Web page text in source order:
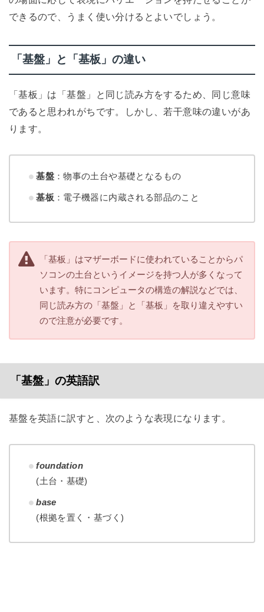
できるので、うまく使い分けるとよいでしょう。
「基盤」と「基板」の違い
「基板」は「基盤」と同じ読み方をするため、同じ意味
であると思われがちです。しかし、若干意味の違いがあ
ります。
基盤：物事の土台や基礎となるもの
基板 ：電子機器に内蔵される部品のこと
「基板」はマザーボードに使われていることからパ
ソコンの土台というイメージを持つ人が多くなって
います。特にコンピュータの構造の解説などでは、
同じ読み方の「基盤」と「基板」を取り違えやすい
ので注意が必要です。
「基盤」の英語訳
基盤を英語に訳すと、次のような表現になります。
foundation
(土台・基礎)
base
(根拠を置く・基づく)